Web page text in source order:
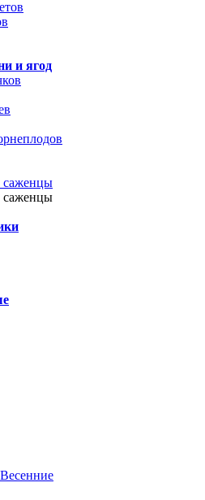
и ягод
саженцы
саженцы